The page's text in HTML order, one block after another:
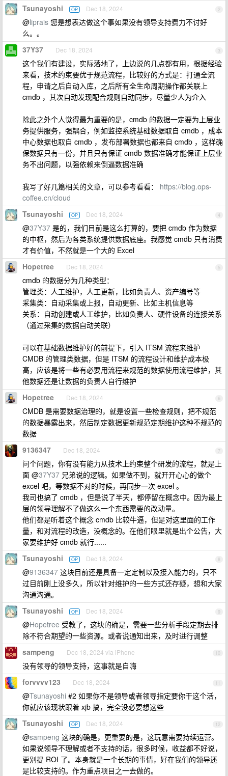
2
Tsunayoshi OP Dec 18, 2024
@liprais 您是想表达做这个事如果没有领导支持费力不讨好
么。。
3
37Y37 Dec 18, 2024
这个我们有建设，实际落地了，上边说的几点都有用，根据经验
来看，技术约束要优于规范流程，比较好的方式是：打通全流
程，申请之后自动入库，之后所有全生命周期操作都关联上
cmdb ，其次自动发现配合规则自动同步，尽量少人为介入
除此之外个人觉得最为重要的是，cmdb 的数据一定要为上层业
务提供服务，强耦合，例如监控系统基础数据取自 cmdb ，成本
中心数据也取自 cmdb ，发布部署数据也都来自 cmdb ，这样确
保数据只有一份，并且只有保证 cmdb 数据准确才能保证上层业
务不出问题，以强依赖来倒逼数据准确
我写了好几篇相关的文章，可以参考看看： https://blog.ops-
coffee.cn/cloud
4
Tsunayoshi OP Dec 18, 2024
@37Y37 是的，我们目前是这么打算的，要把 cmdb 作为数据
的中枢，然后为各类系统提供数据底座。我感觉 cmdb 只有消费
才有价值，不然就是一个大的 Excel
5
Hopetree Dec 18, 2024
cmdb 的数据分为几种类型：
管理类：人工维护，人工更新，比如负责人、资产编号等
采集类：自动采集或上报，自动更新、比如主机信息等
关系：自动创建或人工维护，比如负责人、硬件设备的连接关系
（通过采集的数据自动关联）
可以在基础数据维护好的前提下，引入 ITSM 流程来维护
CMDB 的管理类数据，但是 ITSM 的流程设计和维护成本极
高，应该是将一些有必要用流程来规范的数据使用流程维护，其
他数据还是让数据的负责人自行维护
6
Hopetree Dec 18, 2024
CMDB 是需要数据治理的，就是设置一些检查规则，把不规范
的数据暴露出来，然后制定数据更新规范定期维护这种不规范的
数据
7
9136347 Dec 18, 2024
问个问题，你有没有能力从技术上约束整个研发的流程，就是上
面 @37Y37 兄弟说的逻辑。如果做不到，就开开心心的做个
excel 吧，等数据不对的时候，再同步一次 excel 。
我司也搞了 cmdb ，但是说了半天，都停留在概念中。因为最上
层的领导理解不了做这么一个东西需要的改动量。
他们都是听着这个概念 cmdb 比较牛逼，但是对这里面的工作
量，和对流程的改造，没概念的。在他们眼里就是出个公告，大
家要维护好 cmdb 就行......
8
Tsunayoshi OP Dec 18, 2024
@9136347 这块目前还是具备一定定制以及接入能力的，只不
过目前刚上没多久，所以针对维护的一些方式还存疑，想和大家
沟通沟通。
9
Tsunayoshi OP Dec 18, 2024
@Hopetree 受教了，这块的确是，需要一些分析手段定期去排
除不符合期望的一些资源。或者说通知出来，及时进行调整
10
sampeng Dec 18, 2024 via iPhone
没有领导的领导支持，这事就是自嗨
11
forvvvv123 Dec 18, 2024
@Tsunayoshi #2 如果你不是领导或者领导指定要你干这个活，
你就应该现状跟着 xjb 搞，完全没必要想这些
12
Tsunayoshi OP Dec 18, 2024
@sampeng 这块的确是，更重要的是，这玩意需要持续运营。
如果说领导不理解或者不支持的话，很多时候，收益都不好说，
更别提 ROI 了。本身就是一个长期的事情，好在我们的领导还
是比较支持的。作为重点项目之一去做的。